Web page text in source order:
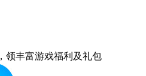
，领丰富游戏福利 及礼包